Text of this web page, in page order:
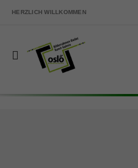
HERZLICH WILLKOMMEN